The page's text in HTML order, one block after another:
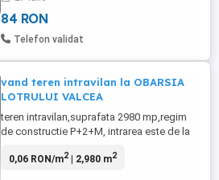
84 RON
Telefon validat
vand teren intravilan la OBARSIA
LOTRULUI VALCEA
teren intravilan,suprafata 2980 mp,regim
de constructie P+2+M, intrarea este de la
construit,doua laturi de 55 si 30 m
0,06 RON/m2| 2,980 m2